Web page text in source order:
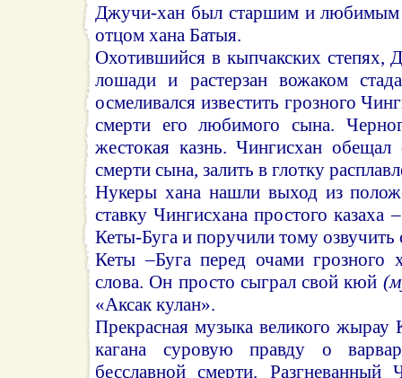
Джучи-хан был старшим и любимым
отцом хана Батыя.
Охотившийся в кыпчакских степях,
лошади и растерзан вожаком
осмеливался известить грозного
смерти его любимого сына.
жестокая казнь. Чингисхан
смерти сына, залить в глотку
Нукеры хана нашли выход из
ставку Чингисхана простого казаха
Кеты-Буга и поручили тому
Кеты –Буга перед очами грозного
слова. Он просто сыграл свой кюй
«Аксак кулан».
Прекрасная музыка великого жырау
кагана суровую правду о
бесславной смерти.